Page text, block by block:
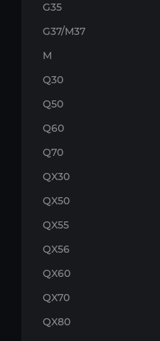
G35
G37/M37
M
Q30
Q50
Q60
Q70
QX30
QX50
QX55
QX56
QX60
QX70
QX80